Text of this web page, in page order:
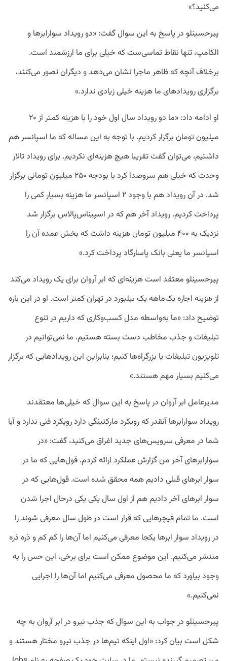
می‌کنید؟»
پیرحسینلو در پاسخ به این سوال گفت: «دو رویداد سوارابرها و
الکامپ، تنها نقاط تماسی‌ست که خیلی برای ما ارزشمند است.
برخلاف آنچه که ظاهر ماجرا نشان می‌دهد و دیگران تصور می‌کنند،
برگزاری رویداد‌های ما هزینه خیلی زیادی ندارد.»
او ادامه داد: «ما دو رویداد سال اول خود را با هزینه کمتر از ۲۰
میلیون تومان برگزار کردیم. با توجه به این مساله که ما اسپانسر هم
داشتیم، می‌توان گفت تقریبا هیچ هزینه‌ای نکردیم. برای رویداد تالار
وحدت که خیلی هم سروصدا کرد با بودجه ۲۵۰ میلیون تومانی برگزار
شد. در آن رویداد هم با وجود ۲ اسپانسر ما هزینه بسیار کمی را
پرداخت کردیم. رویداد آخر هم که در اسپیناس‌پالاس برگزار شد
نزدیک به ۴۰۰ میلیون تومان هزینه داشت که بخش عمده آن را
اسپانسر ما یعنی بانک پاسارگاد پرداخت کرد.»
پیرحسینلو معتقد است هزینه‌ای که ابر آروان برای یک رویداد می‌کند
از هزینه اجاره یک‌ماهه یک بیلبورد در تهران کمتر است. او در این باره
توضیح داد: «ما به‌واسطه مدل کسب‌‌وکاری که داریم در تنوع
تبلیغات و جذب مخاطب دست بسته هستیم. ما نمی‌توانیم در
تلویزیون تبلیغات یا بزرگراه‌ها کنیم؛ بنابراین این رویداد‌هایی که برگزار
می‌کنیم بسیار مهم هستند.»
مدیرعامل ابر آروان در پاسخ به این سوال که خیلی‌ها معتقدند
رویداد سوارابرها آنقدر که رویکرد مارکتینگی دارد رویکرد فنی ندارد و آیا
شما در معرفی سرویس‌های جدید اغراق می‌کنید، گفت: «در
سوارابرهای آخر من گزارش عملکرد ارائه کردم. قول‌هایی که ما در
سوار ابرهای قبلی دادیم همه محقق شده است. قول‌هایی که در
سوار ابرهای آخر دادیم هم از اول سال یکی یکی درحال اجرا شدن
است. ما تمام فیچر‌هایی که قرار است در طول سال معرفی شوند را
در رویداد سوار ابرها یکجا معرفی می‌کنیم اما آن‌ها را کم کم و ذره ذره
منتشر می‌کنیم. این موضوع ممکن است برای برخی، این حس را به
وجود بیاورد که ما محصول معرفی می‌کنیم اما آن‌ها را اجرایی
نمی‌کنیم.»
پیرحسینلو در جواب به این سوال که جذب نیرو در ابر آروان به چه
شکل است بیان کرد: «اول اینکه تیم‌ها در جذب نیرو مختار هستند و